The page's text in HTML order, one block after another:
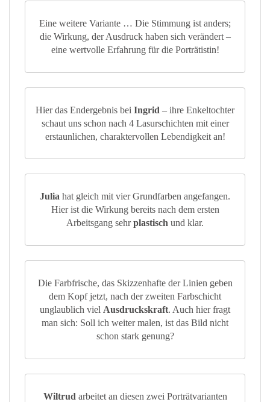
Eine weitere Variante … Die Stimmung ist anders;
die Wirkung, der Ausdruck haben sich verändert –
eine wertvolle Erfahrung für die Porträtistin!
Hier das Endergebnis bei Ingrid – ihre Enkeltochter
schaut uns schon nach 4 Lasurschichten mit einer
erstaunlichen, charaktervollen Lebendigkeit an!
Julia hat gleich mit vier Grundfarben angefangen.
Hier ist die Wirkung bereits nach dem ersten
Arbeitsgang sehrplastisch und klar.
Die Farbfrische, das Skizzenhafte der Linien geben
dem Kopf jetzt, nach der zweiten Farbschicht
unglaublich viel Ausdruckskraft. Auch hier fragt
man sich: Soll ich weiter malen, ist das Bild nicht
schon stark genung?
Wiltrud arbeitet an diesen zwei Porträtvarianten